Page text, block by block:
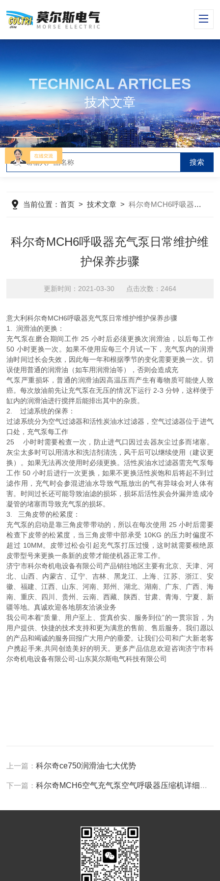
TECHNICAL ARTICLES
技术文章
当前位置：首页 >技术文章 >科尔奇MCH6呼吸器充气泵日常维护维护保养步骤
科尔奇MCH6呼吸器充气泵日常维护维
护保养步骤
更新时间：2021-03-30 点击次数：2464
意大利科尔奇MCH6呼吸器充气泵日常维护维护保养步骤
1. 润滑油的更换：
充气泵在磨合期间工作 25 小时后必须更换次润滑油，以后每工作
50 小时更换一次。如果不使用应每三个月试一下，充气泵内的润滑
油时间过长会失效，因此每一年和根据季节的变化需要更换一次。切
误使用普通的润滑油（如车用润滑油等），否则会造成充
气泵严重损坏，普通的润滑油因高温压而产生有毒物质可能使人致
癌。每次放油前先让充气泵在无压的情况下运行 2-3 分钟，这样便于
缸内的润滑油进行搅拌后能排出其中的杂质。
2. 过滤系统的保养：
过滤系统分为空气过滤器和活性炭油水过滤器，空气过滤器位于进气
口处，充气泵每工作
25 小时时需要检查一次，防止进气口因过去器灰尘过多而堵塞。
灰尘太多时可以用清水和洗洁剂清洗，风干后可以继续使用（建议更
换）。如果无法再次使用时必须更换。活性炭油水过滤器需充气泵每
工作 50 小时后进行一次更换，如果不更换活性炭饱和后将起不到过
滤作用，充气时会参混进油水导致气瓶放出的气有异味会对人体有
害。时间过长还可能导致油滤的损坏，损坏后活性炭会外漏并造成冷
凝管的堵塞而导致充气泵的损坏。
3. 三角皮带的松紧度：
充气泵的启动是靠三角皮带带动的，所以在每次使用 25 小时后需要
检查下皮带的松紧度，当三角皮带中部承受 10KG 的压力时偏度不
超过 10MM。皮带过松会引起充气泵打压过慢，这时就需要根绝原
皮带型号来更换一条新的皮带才能使机器正常工作。
济宁市科尔奇机电设备有限公司产品销往地区主要有北京、天津、河
北、山西、内蒙古、辽宁、吉林、黑龙江、上海、江苏、浙江、安
徽、福建、江西、山东、河南、郑州、湖北、湖南、广东、广西、海
南、重庆、四川、贵州、云南、西藏、陕西、甘肃、青海、宁夏、新
疆等地。真诚欢迎各地朋友洽谈业务
我公司本着“质量、用户至上、货真价实、服务到位”的一贯宗旨，为
用户提供、快捷的技术支持和更为满意的售前、售后服务。我们愿以
的产品和竭诚的服务回报广大用户的垂爱。让我们公司和广大新老客
户携起手来,共同创造美好的明天。更多产品信息欢迎咨询济宁市科
尔奇机电设备有限公司-山东莫尔斯电气科技有限公司
上一篇：科尔奇ce750润滑油七大优势
下一篇：科尔奇MCH6空气充气泵空气呼吸器压缩机详细说明